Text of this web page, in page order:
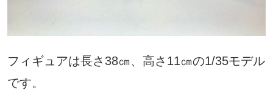
フィギュアは長さ38㎝、高さ11㎝の1/35モデル
です。